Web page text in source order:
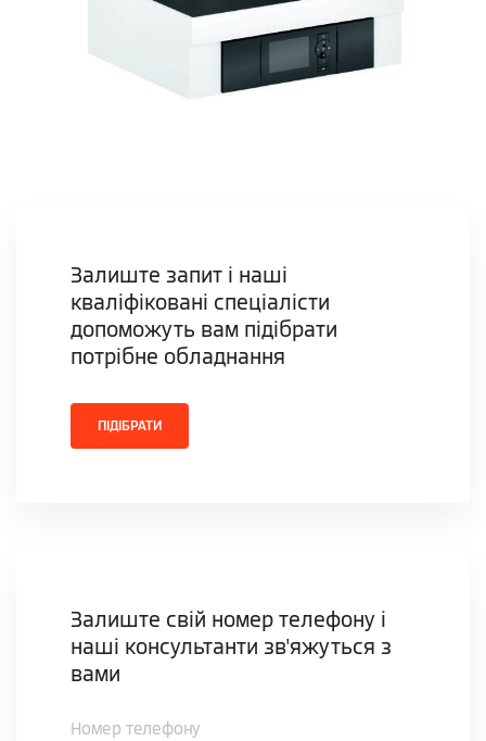
Залиште запит і наші
кваліфіковані спеціалісти
допоможуть вам підібрати
потрібне обладнання
ПІДІБРАТИ
Залиште свій номер телефону і
наші консультанти зв'яжуться з
вами
Номер телефону